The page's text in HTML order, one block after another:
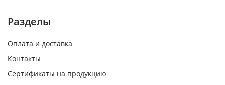
Разделы
Оплата и доставка
Контакты
Сертификаты на продукцию